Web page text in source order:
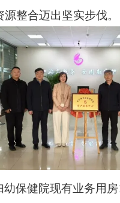
整合迈出坚实步伐。
幼保健院现有业务用